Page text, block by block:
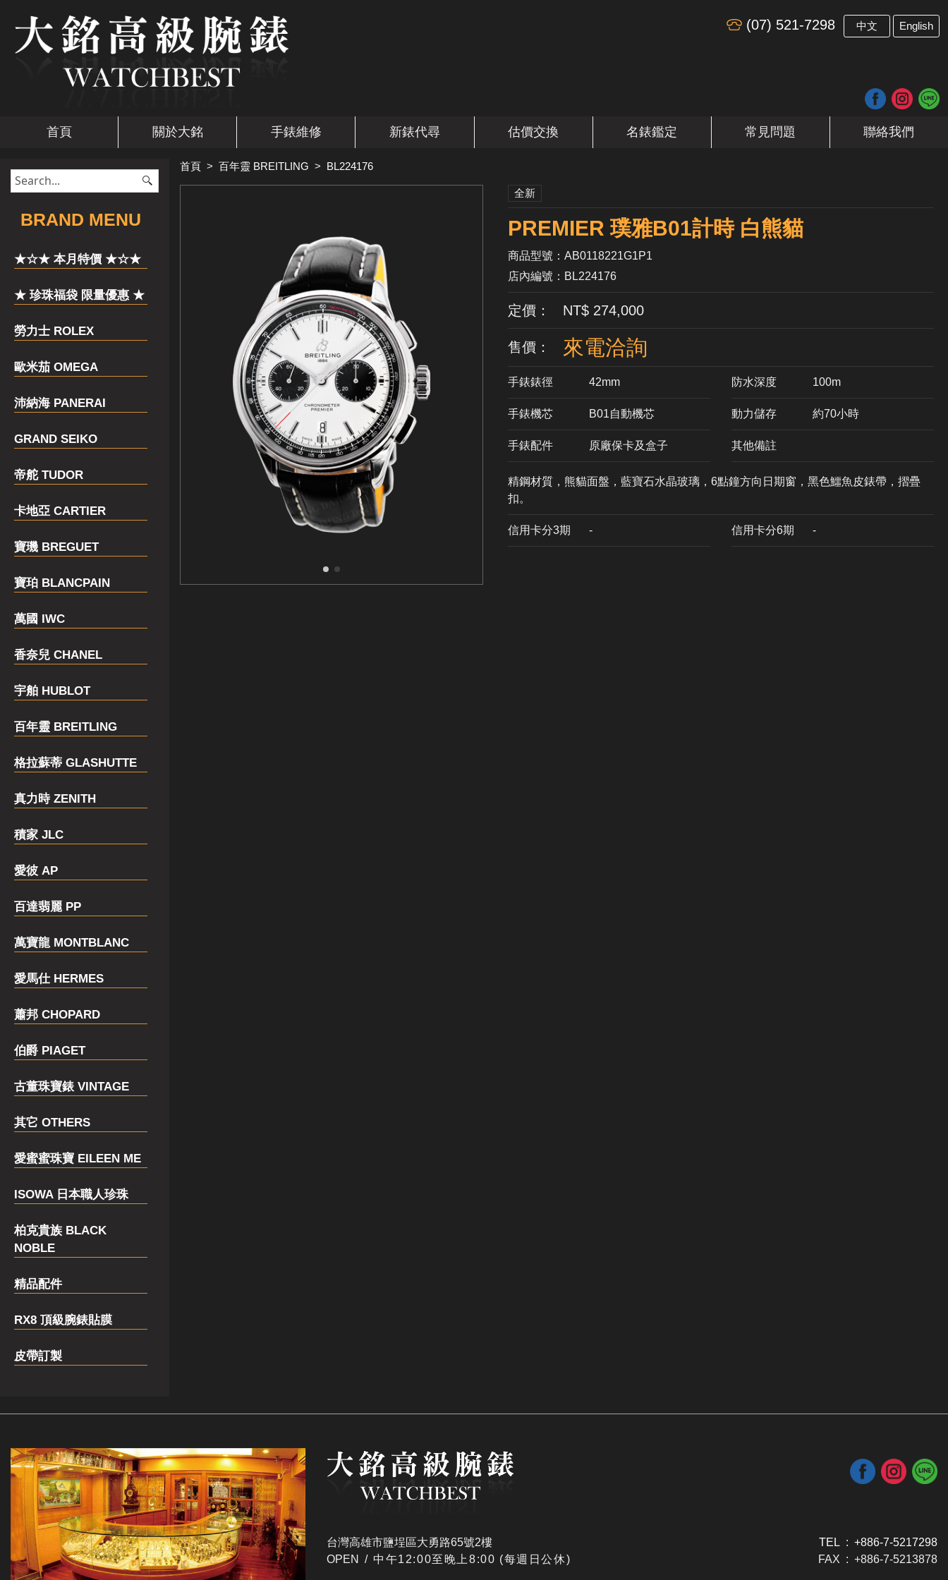
(07) 521-7298 中文 English
首頁 關於大銘 手錶維修 新錶代尋 估價交換 名錶鑑定 常見問題 聯絡我們
​BRAND MENU
★☆★ 本月特價 ★☆★
★ 珍珠福袋 限量優惠 ★
勞力士 ROLEX
歐米茄 OMEGA
沛納海 PANERAI
GRAND SEIKO
帝舵 TUDOR
卡地亞 CARTIER
寶璣 BREGUET
寶珀 BLANCPAIN
萬國 IWC
香奈兒 CHANEL
宇舶 HUBLOT
百年靈 BREITLING
格拉蘇蒂 GLASHUTTE
真力時 ZENITH
積家 JLC
愛彼 AP
百達翡麗 PP
萬寶龍 MONTBLANC
愛馬仕 HERMES
蕭邦 CHOPARD
伯爵 PIAGET
古董珠寶錶 VINTAGE
其它 OTHERS
愛蜜蜜珠寶 EILEEN ME
ISOWA 日本職人珍珠
柏克貴族 BLACK
NOBLE
精品配件
RX8 頂級腕錶貼膜
皮帶訂製
首頁 > 百年靈 BREITLING > BL224176
全新
PREMIER 璞雅B01計時 白熊貓
商品型號：AB0118221G1P1
店內編號：BL224176
定價： NT$ 274,000
售價： 來電洽詢
手錶錶徑 42mm 防水深度 100m
手錶機芯 ​B01自動機芯 動力儲存 約70小時
手錶配件 原廠保卡及盒子 其他備註
精鋼材質，熊貓面盤，藍寶石水晶玻璃，6點鐘方向日期窗，黑色鱷魚皮錶帶，摺疊
扣。
信用卡分3期 ​- 信用卡分6期 -
台灣高雄市鹽埕區大勇路65號2樓
OPEN / ​中午12:00至晚上8:00 (每週日公休)
TEL : +886-7-5217298
FAX : +886-7-5213878